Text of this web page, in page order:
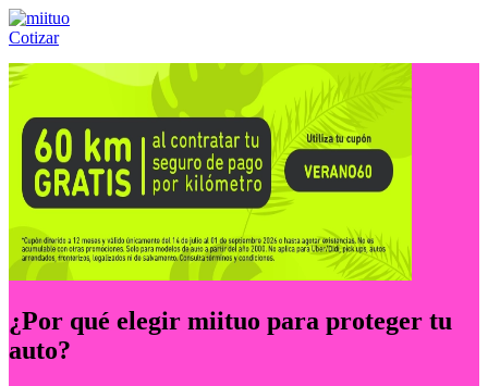
Cotizar
Llámanos al:(55) 84-21-05-00 ó
¿Por qué elegir miituo para proteger tu
auto?